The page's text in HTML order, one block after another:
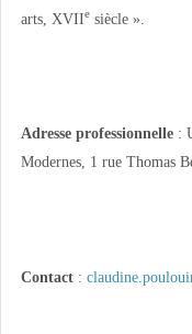
arts, XVIIesiècle ».
Adresse professionnelle :
Modernes, 1 rue Thomas
Contact: